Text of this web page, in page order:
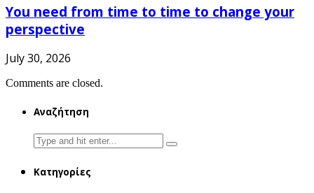
You need from time to time to change your
perspective
July 30, 2026
Comments are closed.
Αναζήτηση
Search
for:
Κατηγορίες